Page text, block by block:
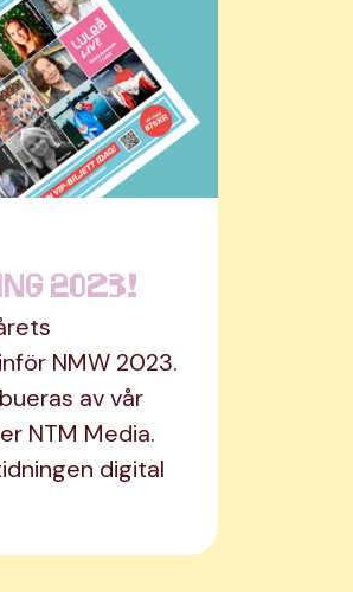
2023!
NMW 2023.
av vår
NTM Media.
digital